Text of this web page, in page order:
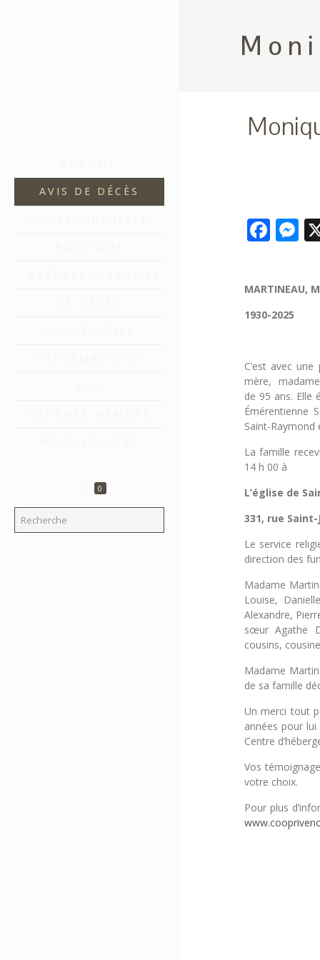
AVIS DE DÉCÈS
0
MARTINEAU,
1930-2025
C’est avec
mère,
de 95 ans. Elle
Émérentienne
Saint-Raymond
La famille
14 h 00 à
L’église de
331, rue Saint-
Le service
direction des
Madame
Louise,
Alexandre,
sœur Agathe
cousins,
Madame
de sa famille
Un merci tout
années pour
Centre
Vos
votre choix.
Pour plus